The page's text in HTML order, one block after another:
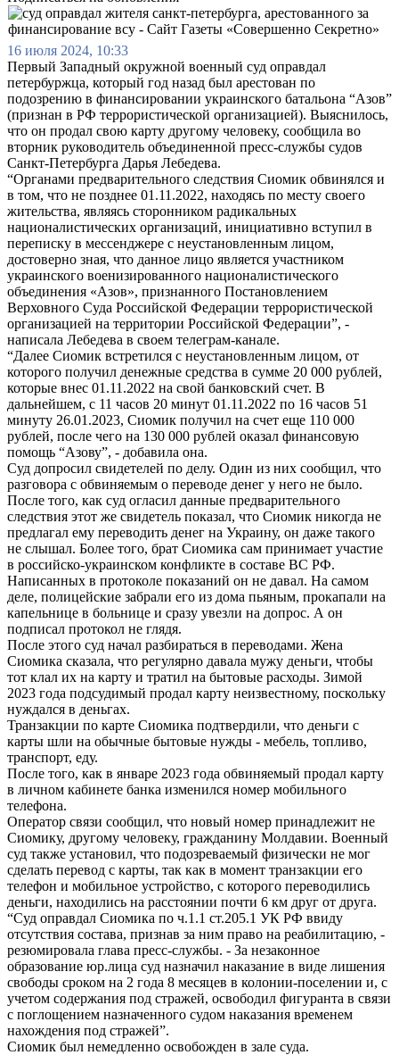
16 июля 2024, 10:33
Первый Западный окружной военный суд оправдал
петербуржца, который год назад был арестован по
подозрению в финансировании украинского батальона “Азов”
(признан в РФ террористической организацией). Выяснилось,
что он продал свою карту другому человеку, сообщила во
вторник руководитель объединенной пресс-службы судов
Санкт-Петербурга Дарья Лебедева.
“Органами предварительного следствия Сиомик обвинялся и
в том, что не позднее 01.11.2022, находясь по месту своего
жительства, являясь сторонником радикальных
националистических организаций, инициативно вступил в
переписку в мессенджере с неустановленным лицом,
достоверно зная, что данное лицо является участником
украинского военизированного националистического
объединения «Азов», признанного Постановлением
Верховного Суда Российской Федерации террористической
организацией на территории Российской Федерации”, -
написала Лебедева в своем телеграм-канале.
“Далее Сиомик встретился с неустановленным лицом, от
которого получил денежные средства в сумме 20 000 рублей,
которые внес 01.11.2022 на свой банковский счет. В
дальнейшем, с 11 часов 20 минут 01.11.2022 по 16 часов 51
минуту 26.01.2023, Сиомик получил на счет еще 110 000
рублей, после чего на 130 000 рублей оказал финансовую
помощь “Азову”, - добавила она.
Суд допросил свидетелей по делу. Один из них сообщил, что
разговора с обвиняемым о переводе денег у него не было.
После того, как суд огласил данные предварительного
следствия этот же свидетель показал, что Сиомик никогда не
предлагал ему переводить денег на Украину, он даже такого
не слышал. Более того, брат Сиомика сам принимает участие
в российско-украинском конфликте в составе ВС РФ.
Написанных в протоколе показаний он не давал. На самом
деле, полицейские забрали его из дома пьяным, прокапали на
капельнице в больнице и сразу увезли на допрос. А он
подписал протокол не глядя.
После этого суд начал разбираться в переводами. Жена
Сиомика сказала, что регулярно давала мужу деньги, чтобы
тот клал их на карту и тратил на бытовые расходы. Зимой
2023 года подсудимый продал карту неизвестному, поскольку
нуждался в деньгах.
Транзакции по карте Сиомика подтвердили, что деньги с
карты шли на обычные бытовые нужды - мебель, топливо,
транспорт, еду.
После того, как в январе 2023 года обвиняемый продал карту
в личном кабинете банка изменился номер мобильного
телефона.
Оператор связи сообщил, что новый номер принадлежит не
Сиомику, другому человеку, гражданину Молдавии. Военный
суд также установил, что подозреваемый физически не мог
сделать перевод с карты, так как в момент транзакции его
телефон и мобильное устройство, с которого переводились
деньги, находились на расстоянии почти 6 км друг от друга.
“Суд оправдал Сиомика по ч.1.1 ст.205.1 УК РФ ввиду
отсутствия состава, признав за ним право на реабилитацию, -
резюмировала глава пресс-службы. - За незаконное
образование юр.лица суд назначил наказание в виде лишения
свободы сроком на 2 года 8 месяцев в колонии-поселении и, с
учетом содержания под стражей, освободил фигуранта в связи
с поглощением назначенного судом наказания временем
нахождения под стражей”.
Сиомик был немедленно освобожден в зале суда.